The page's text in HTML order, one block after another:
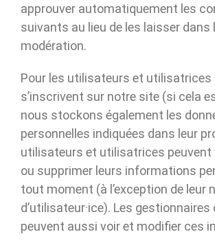
approuver automatiquement les
suivants au lieu de les laisser dans
modération.
Pour les utilisateurs et utilisatrices
s’inscrivent sur notre site (si cela
nous stockons également les
personnelles indiquées dans leur
utilisateurs et utilisatrices peuvent
ou supprimer leurs informations
tout moment (à l’exception de leur
d’utilisateur·ice). Les gestionnaires
peuvent aussi voir et modifier ces